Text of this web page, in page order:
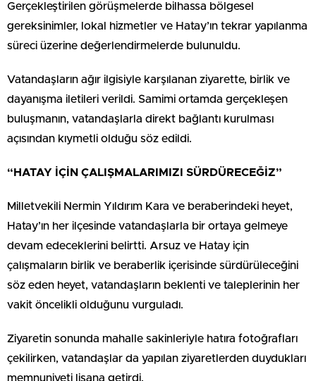
Gerçekleştirilen görüşmelerde bilhassa bölgesel
gereksinimler, lokal hizmetler ve Hatay’ın tekrar yapılanma
süreci üzerine değerlendirmelerde bulunuldu.
Vatandaşların ağır ilgisiyle karşılanan ziyarette, birlik ve
dayanışma iletileri verildi. Samimi ortamda gerçekleşen
buluşmanın, vatandaşlarla direkt bağlantı kurulması
açısından kıymetli olduğu söz edildi.
“HATAY İÇİN ÇALIŞMALARIMIZI SÜRDÜRECEĞİZ”
Milletvekili Nermin Yıldırım Kara ve beraberindeki heyet,
Hatay’ın her ilçesinde vatandaşlarla bir ortaya gelmeye
devam edeceklerini belirtti. Arsuz ve Hatay için
çalışmaların birlik ve beraberlik içerisinde sürdürüleceğini
söz eden heyet, vatandaşların beklenti ve taleplerinin her
vakit öncelikli olduğunu vurguladı.
Ziyaretin sonunda mahalle sakinleriyle hatıra fotoğrafları
çekilirken, vatandaşlar da yapılan ziyaretlerden duydukları
memnuniyeti lisana getirdi.